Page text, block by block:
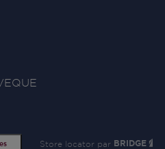
Store locator par BRIDGE